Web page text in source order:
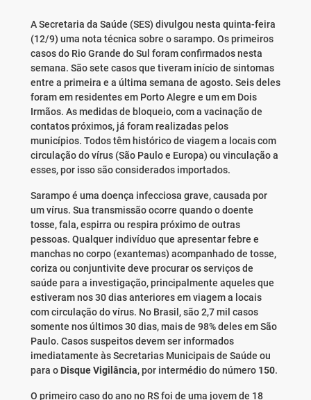
A Secretaria da Saúde (SES) divulgou nesta quinta-feira
(12/9) uma nota técnica sobre o sarampo. Os primeiros
casos do Rio Grande do Sul foram confirmados nesta
semana. São sete casos que tiveram início de sintomas
entre a primeira e a última semana de agosto. Seis deles
foram em residentes em Porto Alegre e um em Dois
Irmãos. As medidas de bloqueio, com a vacinação de
contatos próximos, já foram realizadas pelos
municípios. Todos têm histórico de viagem a locais com
circulação do vírus (São Paulo e Europa) ou vinculação a
esses, por isso são considerados importados.
Sarampo é uma doença infecciosa grave, causada por
um vírus. Sua transmissão ocorre quando o doente
tosse, fala, espirra ou respira próximo de outras
pessoas. Qualquer indivíduo que apresentar febre e
manchas no corpo (exantemas) acompanhado de tosse,
coriza ou conjuntivite deve procurar os serviços de
saúde para a investigação, principalmente aqueles que
estiveram nos 30 dias anteriores em viagem a locais
com circulação do vírus. No Brasil, são 2,7 mil casos
somente nos últimos 30 dias, mais de 98% deles em São
Paulo. Casos suspeitos devem ser informados
imediatamente às Secretarias Municipais de Saúde ou
para o Disque Vigilância, por intermédio do número 150.
O primeiro caso do ano no RS foi de uma jovem de 18